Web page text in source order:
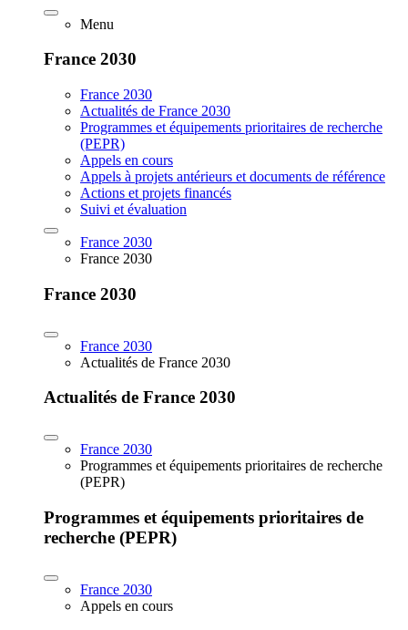
Menu
France 2030
France 2030
Actualités de France 2030
Programmes et équipements prioritaires de recherche
(PEPR)
Appels en cours
Appels à projets antérieurs et documents de référence
Actions et projets financés
Suivi et évaluation
France 2030
France 2030
France 2030
France 2030
Actualités de France 2030
Actualités de France 2030
France 2030
Programmes et équipements prioritaires de recherche
(PEPR)
Programmes et équipements prioritaires de
recherche (PEPR)
France 2030
Appels en cours